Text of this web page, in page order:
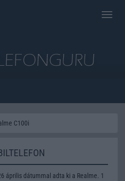
Toggle
C100i
április dátummal adta ki a Realme. 1